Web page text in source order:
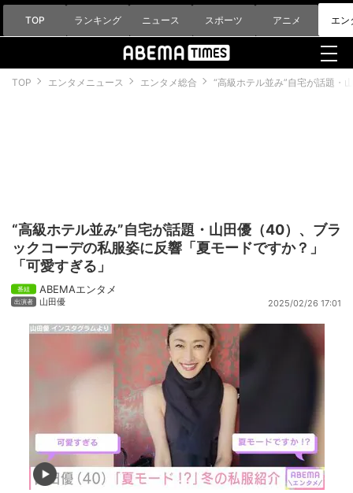
TOP ランキング ニュース スポーツ アニメ エン
TOP エンタメニュース エンタメ総合 “高級ホテル並み”自宅が話題・
“高級ホテル並み”自宅が話題・山田優（40）、ブラ
ックコーデの私服姿に反響「夏モードですか？」
「可愛すぎる」
ABEMAエンタメ
山田優 2025/02/26 17:01